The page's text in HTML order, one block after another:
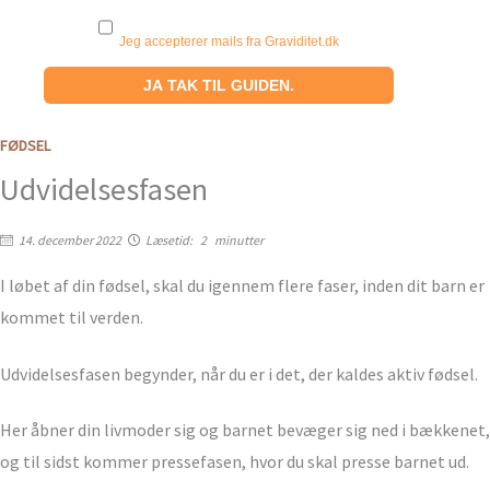
Jeg accepterer mails fra Graviditet.dk
FØDSEL
Udvidelsesfasen
14. december 2022 Læsetid: 2 minutter
I løbet af din fødsel, skal du igennem flere faser, inden dit barn er
kommet til verden.
Udvidelsesfasen begynder, når du er i det, der kaldes aktiv fødsel.
Her åbner din livmoder sig og barnet bevæger sig ned i bækkenet,
og til sidst kommer pressefasen, hvor du skal presse barnet ud.